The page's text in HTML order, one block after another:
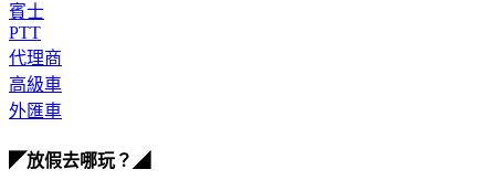
賓士
PTT
代理商
高級車
外匯車
◤放假去哪玩？◢